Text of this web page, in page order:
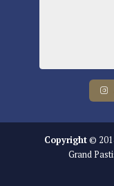
Copyright©
Grand